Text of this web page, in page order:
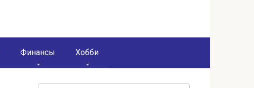
Финансы Хобби